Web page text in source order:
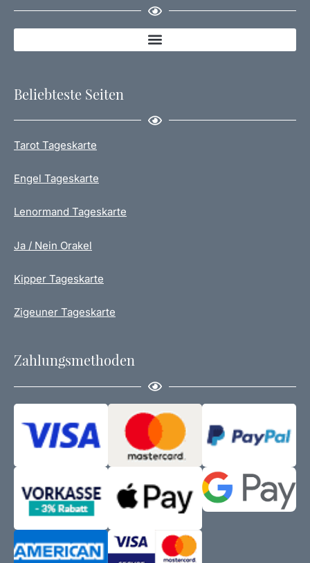
Beliebteste Seiten
Tarot Tageskarte
Engel Tageskarte
Lenormand Tageskarte
Ja / Nein Orakel
Kipper Tageskarte
Zigeuner Tageskarte
Zahlungsmethoden